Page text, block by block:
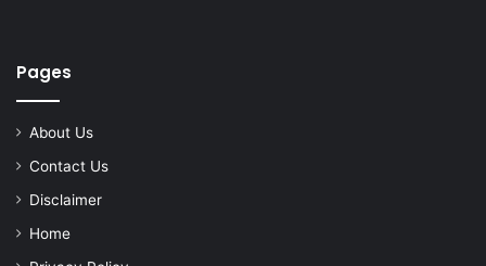
Pages
About Us
Contact Us
Disclaimer
Home